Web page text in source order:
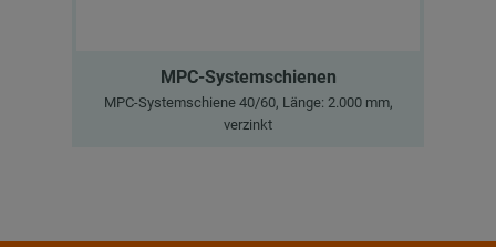
MPC-Systemschienen
MPC-Systemschiene 40/60, Länge: 2.000 mm,
verzinkt